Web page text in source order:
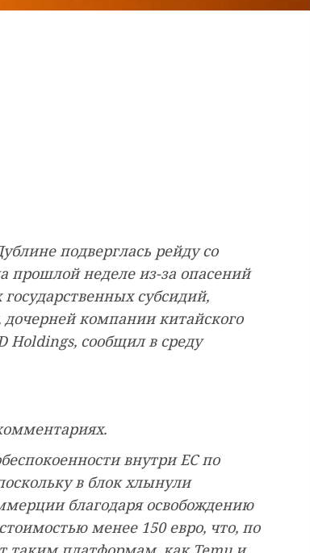
подверглась рейду со
прошлой неделе из-за опасений
субсидий,
компании китайского
Holdings, сообщил в среду
внутри ЕС по
в блок хлынули
благодаря освобождению
менее 150 евро, что, по